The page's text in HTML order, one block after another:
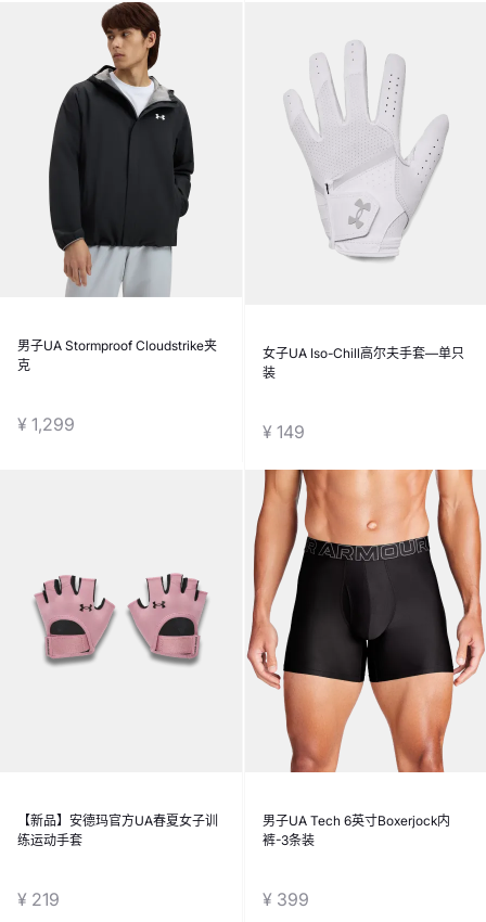
男子UA Stormproof Cloudstrike夹
克
¥ 1,299
女子UA Iso-Chill高尔夫手套—单只
装
¥ 149
【新品】安德玛官方UA春夏女子训
练运动手套
¥ 219
男子UA Tech 6英寸Boxerjock内
裤-3条装
¥ 399